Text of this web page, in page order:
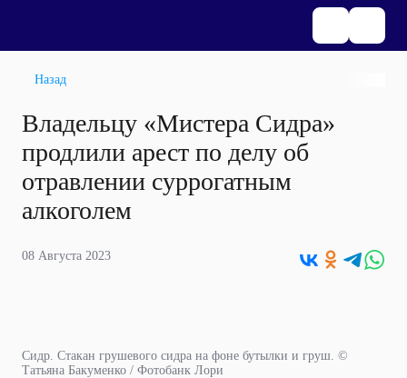
Назад
Владельцу «Мистера Сидра»
продлили арест по делу об
отравлении суррогатным
алкоголем
08 Августа 2023
Сидр. Стакан грушевого сидра на фоне бутылки и груш. ©
Татьяна Бакуменко / Фотобанк Лори